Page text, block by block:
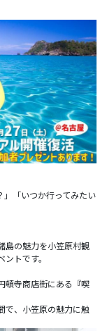
」「いつか行ってみたい
島の魅力を小笠原村観
トです。
頓寺商店街にある『喫
で、小笠原の魅力に触